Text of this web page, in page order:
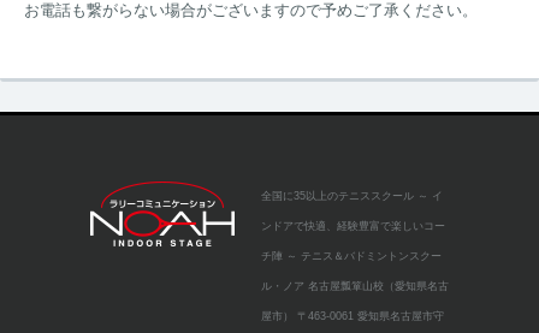
お電話も繋がらない場合がございますので予めご了承ください。
全国に35以上のテニススクール ～ イ
ンドアで快適、経験豊富で楽しいコー
チ陣 ～ テニス＆バドミントンスクー
ル・ノア 名古屋瓢箪山校（愛知県名古
屋市） 〒463-0061 愛知県名古屋市守